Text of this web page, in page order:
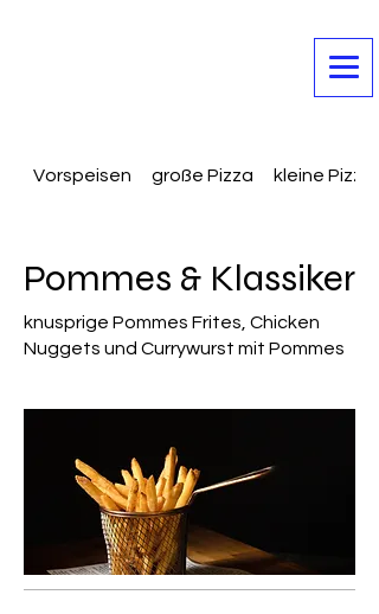
Vorspeisen große Pizza kleine Pizza
Pommes & Klassiker
knusprige Pommes Frites, Chicken
Nuggets und Currywurst mit Pommes